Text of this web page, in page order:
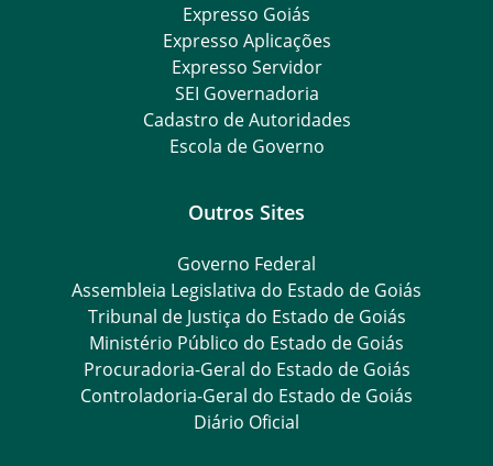
Expresso Goiás
Expresso Aplicações
Expresso Servidor
SEI Governadoria
Cadastro de Autoridades
Escola de Governo
Outros Sites
Governo Federal
Assembleia Legislativa do Estado de Goiás
Tribunal de Justiça do Estado de Goiás
Ministério Público do Estado de Goiás
Procuradoria-Geral do Estado de Goiás
Controladoria-Geral do Estado de Goiás
Diário Oficial